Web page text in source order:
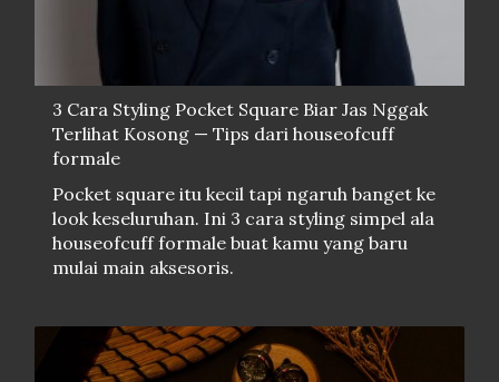
3 Cara Styling Pocket Square Biar Jas Nggak
Terlihat Kosong — Tips dari houseofcuff
formale
Pocket square itu kecil tapi ngaruh banget ke
look keseluruhan. Ini 3 cara styling simpel ala
houseofcuff formale buat kamu yang baru
mulai main aksesoris.